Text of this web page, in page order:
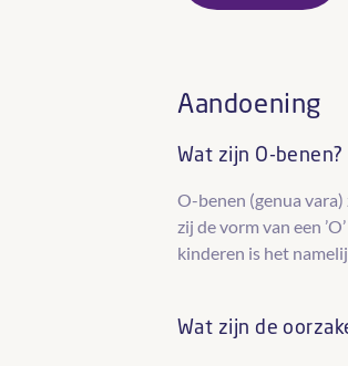
Aandoening
Wat zijn O-benen?
O-benen (genua
zij de vorm van een
kinderen is het
Wat zijn de